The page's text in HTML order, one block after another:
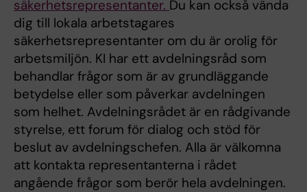
säkerhetsrepresentanter. Du kan också vända
dig till lokala arbetstagares
säkerhetsrepresentanter om du är orolig för
arbetsmiljön. KI har ett avdelningsråd som
behandlar frågor som är av grundläggande
betydelse eller som påverkar avdelningen
som helhet. Avdelningsrådet är en rådgivande
styrelse, ett forum för dialog och stöd för
beslut av avdelningschefen. Alla är välkomna
att kontakta representanterna i rådet
angående frågor som berör hela avdelningen.